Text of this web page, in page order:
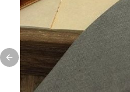
Previous slide